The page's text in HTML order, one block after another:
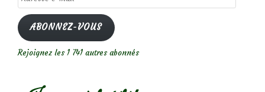
e-
mail
ABONNEZ-VOUS
Rejoignez les 1 741 autres abonnés